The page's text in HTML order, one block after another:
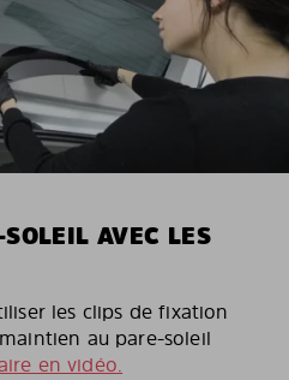
AVEC LES
les clips de fixation
au pare-soleil
en vidéo.